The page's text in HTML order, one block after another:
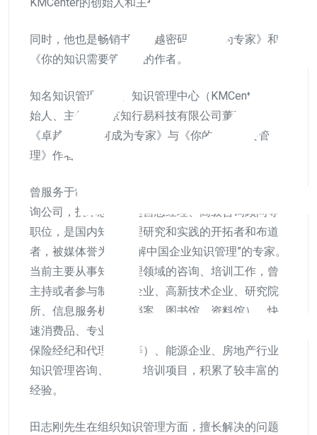
同时，他也是畅销书《卓越密码如何成为专家》和
《你的知识需要管理》的作者。
知名知识管理专家、知识管理中心（KMCenter）创
始人、主任，北京知行易科技有限公司董事长，
《卓越密码:如何成为专家》与《你的知识需要管
理》作者。
曾服务于制造型军工企业、软件公司、知名管理咨
询公司，技术总监、运营总经理、高级咨询顾问等
职位，是国内知识管理研究和实践的开拓者和布道
者，被媒体誉为“最理解中国企业知识管理”的专家。
当前主要从事知识管理领域的咨询、培训工作，曾
主持或者参与制造型企业、高新技术企业、研究院
所、信息服务机构（档案、图书馆、资料馆）、快
速消费品、专业服务机构（律师、会计师事务所、
保险经纪和代理公司等）、能源企业、房地产行业
知识管理咨询、实施、培训项目，积累了较丰富的
经验。
田志刚先生在组织知识管理方面，擅长解决的问题